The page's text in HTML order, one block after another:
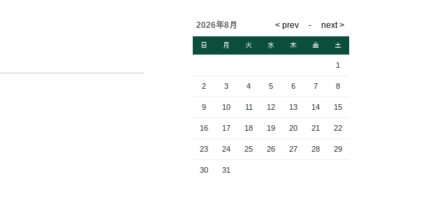
2026年8月
日 月 火 水 木 金 土
1
2 3 4 5 6 7 8
9 10 11 12 13 14 15
16 17 18 19 20 21 22
23 24 25 26 27 28 29
30 31